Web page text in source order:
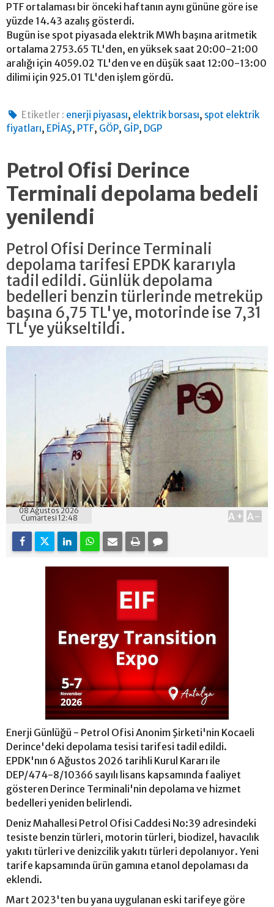
PTF ortalaması bir önceki haftanın aynı gününe göre ise
yüzde 14.43 azalış gösterdi.
Bugün ise spot piyasada elektrik MWh başına aritmetik
ortalama 2753.65 TL'den, en yüksek saat 20:00-21:00
aralığı için 4059.02 TL'den ve en düşük saat 12:00-13:00
dilimi için 925.01 TL'den işlem gördü.
Etiketler : enerji piyasası, elektrik borsası, spot elektrik
fiyatları, EPİAŞ, PTF, GÖP, GİP, DGP
Petrol Ofisi Derince
Terminali depolama bedeli
yenilendi
Petrol Ofisi Derince Terminali
depolama tarifesi EPDK kararıyla
tadil edildi. Günlük depolama
bedelleri benzin türlerinde metreküp
başına 6,75 TL'ye, motorinde ise 7,31
TL'ye yükseltildi.
08 Ağustos 2026
Cumartesi 12:48
A+ A-
Enerji Günlüğü - Petrol Ofisi Anonim Şirketi'nin Kocaeli
Derince'deki depolama tesisi tarifesi tadil edildi.
EPDK'nın 6 Ağustos 2026 tarihli Kurul Kararı ile
DEP/474-8/10366 sayılı lisans kapsamında faaliyet
gösteren Derince Terminali'nin depolama ve hizmet
bedelleri yeniden belirlendi.
Deniz Mahallesi Petrol Ofisi Caddesi No:39 adresindeki
tesiste benzin türleri, motorin türleri, biodizel, havacılık
yakıtı türleri ve denizcilik yakıtı türleri depolanıyor. Yeni
tarife kapsamında ürün gamına etanol depolaması da
eklendi.
Mart 2023'ten bu yana uygulanan eski tarifeye göre